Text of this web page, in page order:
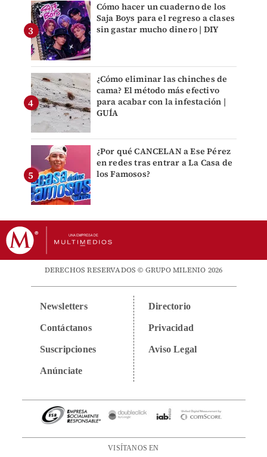
Cómo hacer un cuaderno de los
Saja Boys para el regreso a clases
sin gastar mucho dinero | DIY
¿Cómo eliminar las chinches de
cama? El método más efectivo
para acabar con la infestación |
GUÍA
¿Por qué CANCELAN a Ese Pérez
en redes tras entrar a La Casa de
los Famosos?
DERECHOS RESERVADOS © GRUPO MILENIO 2026
Newsletters
Contáctanos
Suscripciones
Anúnciate
Directorio
Privacidad
Aviso Legal
VISÍTANOS EN